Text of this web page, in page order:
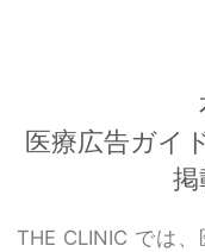
医療広告ガイ
THE CLINIC では